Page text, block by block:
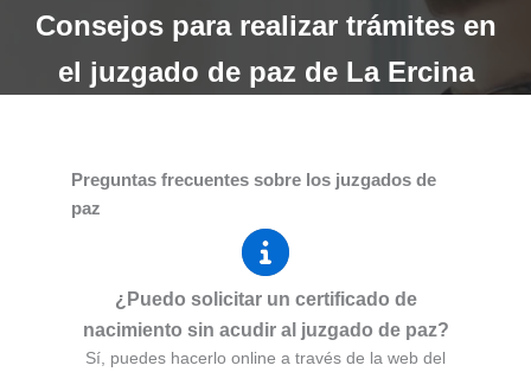
Consejos para realizar trámites en
el juzgado de paz de La Ercina
Preguntas frecuentes sobre los juzgados de
paz
¿Puedo solicitar un certificado de
nacimiento sin acudir al juzgado de paz?
Sí, puedes hacerlo online a través de la web del